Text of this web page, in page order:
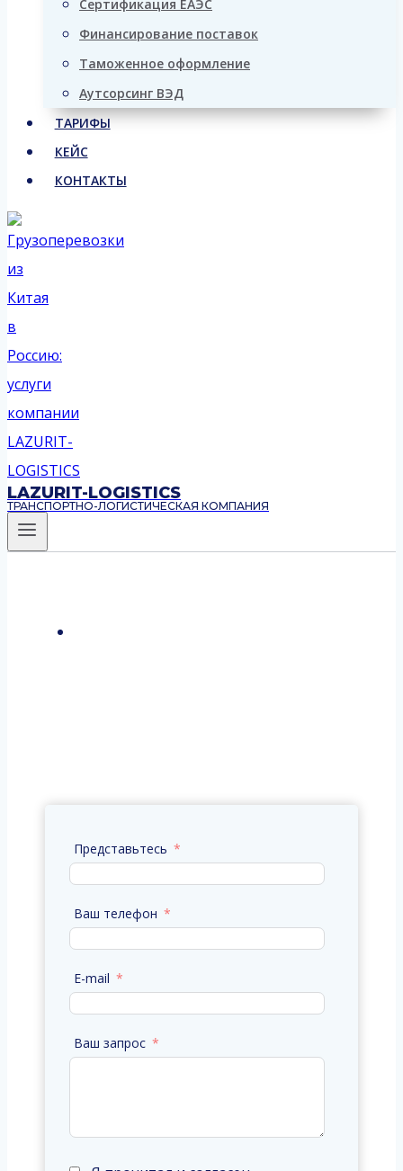
Сертификация ЕАЭС
Финансирование поставок
Таможенное оформление
Аутсорсинг ВЭД
ТАРИФЫ
КЕЙС
КОНТАКТЫ
LAZURIT-LOGISTICS
ТРАНСПОРТНО-ЛОГИСТИЧЕСКАЯ КОМПАНИЯ
Представьтесь
Ваш телефон
E-mail
Ваш запрос